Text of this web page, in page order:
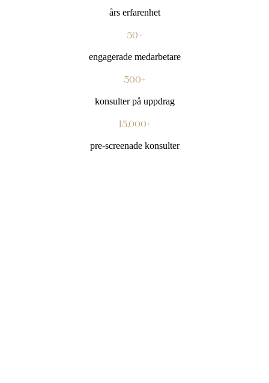
års erfarenhet
50+
engagerade medarbetare
500+
konsulter på uppdrag
15.000+
pre-screenade konsulter